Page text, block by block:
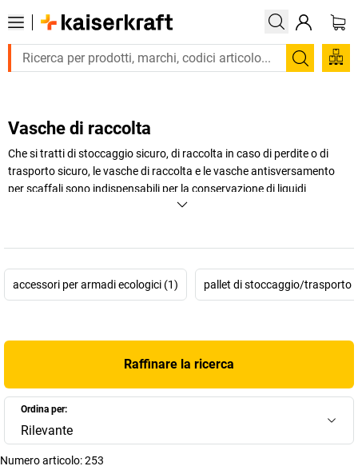
Trova
Vasche di raccolta
Che si tratti di stoccaggio sicuro, di raccolta in caso di perdite o di
trasporto sicuro, le vasche di raccolta e le vasche antisversamento
per scaffali sono indispensabili per la conservazione di liquidi
kaiserkraft
+Visualizza di più
accessori per armadi ecologici (1) pallet di stoccaggio/trasporto
Raffinare la ricerca
Ordina per:
Rilevante
Numero articolo:253